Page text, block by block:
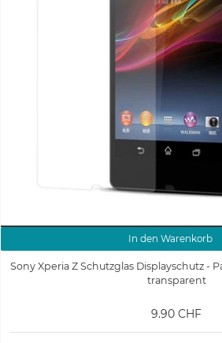
In den Warenkorb
Sony Xperia Z Schutzglas Displayschutz -
transparent
9.90 CHF